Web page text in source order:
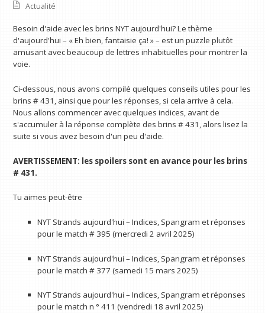
Actualité
Besoin d'aide avec les brins NYT aujourd'hui? Le thème
d'aujourd'hui – « Eh bien, fantaisie ça! » – est un puzzle plutôt
amusant avec beaucoup de lettres inhabituelles pour montrer la
voie.
Ci-dessous, nous avons compilé quelques conseils utiles pour les
brins # 431, ainsi que pour les réponses, si cela arrive à cela.
Nous allons commencer avec quelques indices, avant de
s'accumuler à la réponse complète des brins # 431, alors lisez la
suite si vous avez besoin d'un peu d'aide.
AVERTISSEMENT: les spoilers sont en avance pour les brins
# 431.
Tu aimes peut-être
NYT Strands aujourd'hui – Indices, Spangram et réponses
pour le match # 395 (mercredi 2 avril 2025)
NYT Strands aujourd'hui – Indices, Spangram et réponses
pour le match # 377 (samedi 15 mars 2025)
NYT Strands aujourd'hui – Indices, Spangram et réponses
pour le match n ° 411 (vendredi 18 avril 2025)